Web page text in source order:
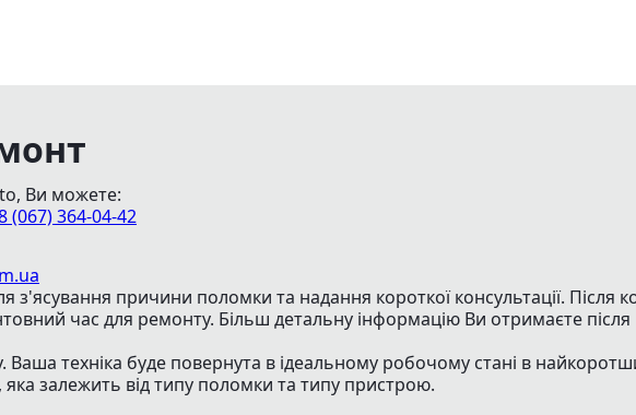
Ви можете:
(067) 364-04-42
причини поломки та надання короткої консультації. Після
час для ремонту. Більш детальну інформацію Ви отримаєте після
техніка буде повернута в ідеальному робочому стані в
залежить від типу поломки та типу пристрою.